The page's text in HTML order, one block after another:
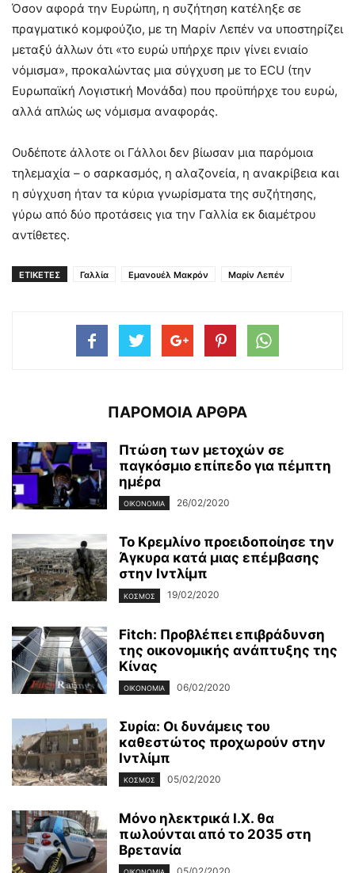
Όσον αφορά την Ευρώπη, η συζήτηση κατέληξε σε
πραγματικό κομφούζιο, με τη Μαρίν Λεπέν να υποστηρίζει
μεταξύ άλλων ότι «το ευρώ υπήρχε πριν γίνει ενιαίο
νόμισμα», προκαλώντας μια σύγχυση με το ECU (την
Ευρωπαϊκή Λογιστική Μονάδα) που προϋπήρχε του ευρώ,
αλλά απλώς ως νόμισμα αναφοράς.
Ουδέποτε άλλοτε οι Γάλλοι δεν βίωσαν μια παρόμοια
τηλεμαχία – ο σαρκασμός, η αλαζονεία, η ανακρίβεια και
η σύγχυση ήταν τα κύρια γνωρίσματα της συζήτησης,
γύρω από δύο προτάσεις για την Γαλλία εκ διαμέτρου
αντίθετες.
ΕΤΙΚΕΤΕΣ Γαλλία Εμανουέλ Μακρόν Μαρίν Λεπέν
ΠΑΡΟΜΟΙΑ ΑΡΘΡΑ
Πτώση των μετοχών σε
παγκόσμιο επίπεδο για πέμπτη
ημέρα
ΟΙΚΟΝΟΜΊΑ 26/02/2020
Το Κρεμλίνο προειδοποίησε την
Άγκυρα κατά μιας επέμβασης
στην Ιντλίμπ
ΚΌΣΜΟΣ 19/02/2020
Fitch: Προβλέπει επιβράδυνση
της οικονομικής ανάπτυξης της
Κίνας
ΟΙΚΟΝΟΜΊΑ 06/02/2020
Συρία: Οι δυνάμεις του
καθεστώτος προχωρούν στην
Ιντλίμπ
ΚΌΣΜΟΣ 05/02/2020
Μόνο ηλεκτρικά Ι.Χ. θα
πωλούνται από το 2035 στη
Βρετανία